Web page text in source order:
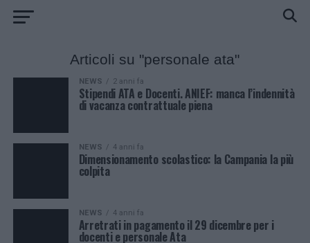
Articoli su "personale ata"
NEWS 2 anni fa
Stipendi ATA e Docenti. ANIEF: manca l’indennità
di vacanza contrattuale piena
NEWS 4 anni fa
Dimensionamento scolastico: la Campania la più
colpita
NEWS 4 anni fa
Arretrati in pagamento il 29 dicembre per i
docenti e personale Ata